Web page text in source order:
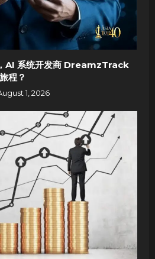
AI 系统开发商 DreamzTrack
程？
1, 2026